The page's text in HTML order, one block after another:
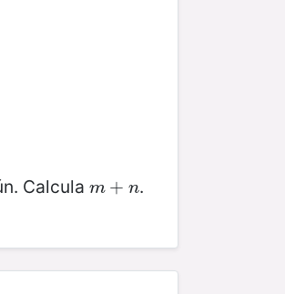
Calcula m + n
m+n
.